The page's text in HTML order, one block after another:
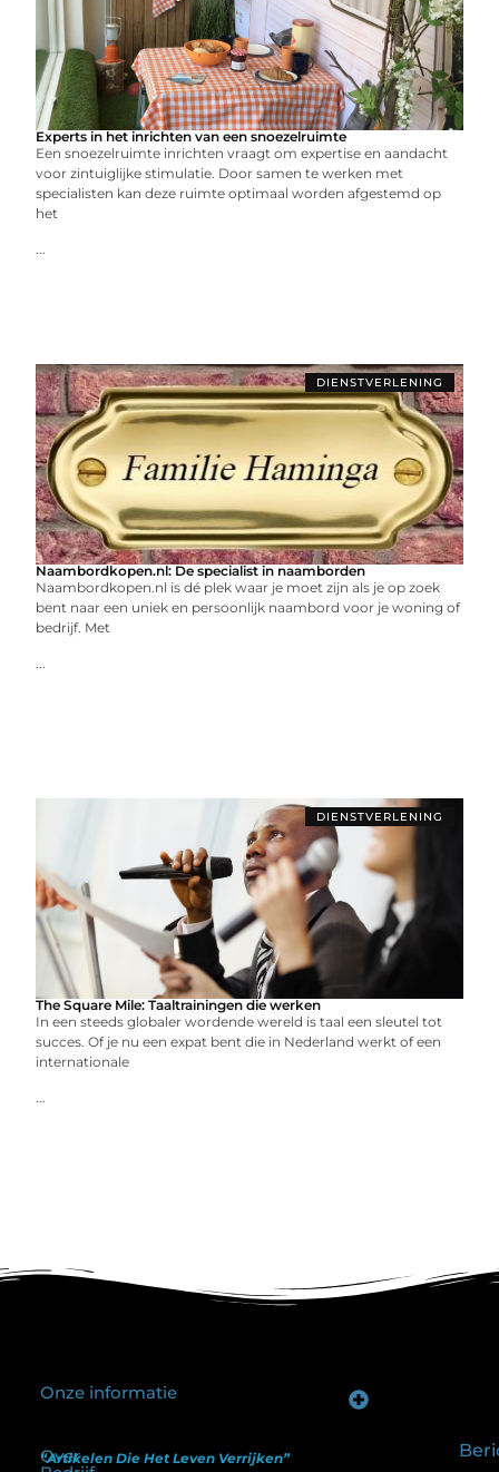
Experts in het inrichten van een snoezelruimte
Een snoezelruimte inrichten vraagt om expertise en aandacht
voor zintuiglijke stimulatie. Door samen te werken met
specialisten kan deze ruimte optimaal worden afgestemd op
het
...
DIENSTVERLENING
Naambordkopen.nl: De specialist in naamborden
Naambordkopen.nl is dé plek waar je moet zijn als je op zoek
bent naar een uniek en persoonlijk naambord voor je woning of
bedrijf. Met
...
DIENSTVERLENING
The Square Mile: Taaltrainingen die werken
In een steeds globaler wordende wereld is taal een sleutel tot
succes. Of je nu een expat bent die in Nederland werkt of een
internationale
...
Over
“Artikelen Die Het Leven Verrijken”
Onze informatie